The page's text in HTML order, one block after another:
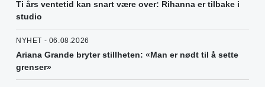
Ti års ventetid kan snart være over: Rihanna er tilbake i
studio
NYHET - 06.08.2026
Ariana Grande bryter stillheten: «Man er nødt til å sette
grenser»